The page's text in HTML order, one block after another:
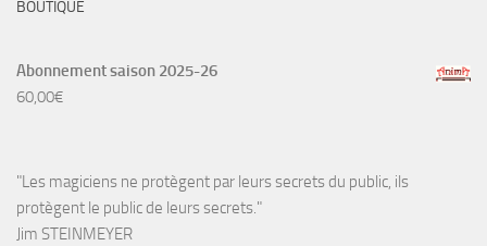
BOUTIQUE
Abonnement saison 2025-26
60,00€
"Les magiciens ne protègent par leurs secrets du public, ils
protègent le public de leurs secrets."
Jim STEINMEYER